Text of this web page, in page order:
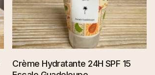
AJOUTER AU PANIER
Crème Hydratante 24H SPF 15